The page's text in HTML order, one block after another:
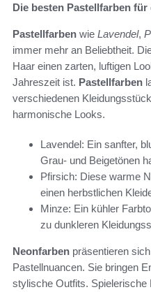
Die besten Pastellfarben für
Pastellfarben wie Lavendel,
immer mehr an Beliebtheit.
Haar einen zarten, luftigen
Jahreszeit ist. Pastellfarben
verschiedenen
harmonische Looks.
Lavendel: Ein sanfter,
Grau- und Beigetönen
Pfirsich: Diese warme
einen herbstlichen
Minze: Ein kühler
zu dunkleren
Neonfarben präsentieren
Pastellnuancen. Sie bringen
stylische Outfits. Spielerische